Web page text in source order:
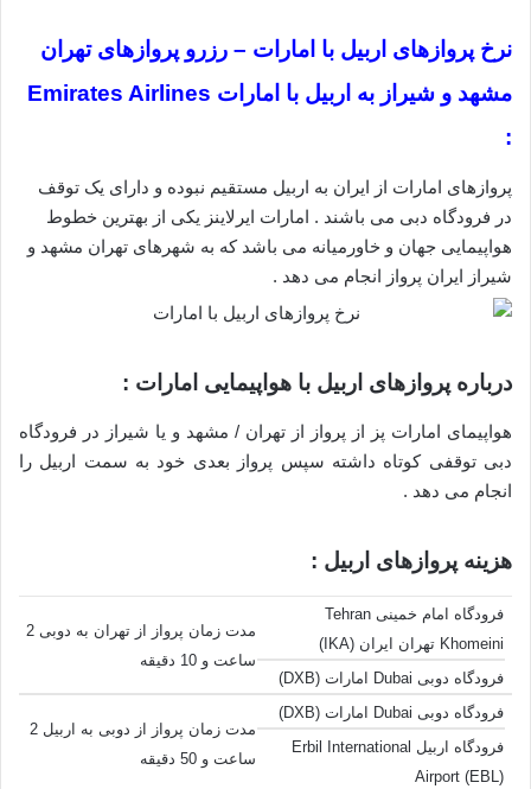
نرخ پروازهای اربیل با امارات – رزرو پروازهای تهران
مشهد و شیراز به اربیل با امارات Emirates Airlines
:
پروازهای امارات از ایران به اربیل مستقیم نبوده و دارای یک توقف
در فرودگاه دبی می باشند . امارات ایرلاینز یکی از بهترین خطوط
هواپیمایی جهان و خاورمیانه می باشد که به شهرهای تهران مشهد و
شیراز ایران پرواز انجام می دهد .
درباره پروازهای اربیل با هواپیمایی امارات :
هواپیمای امارات پز از پرواز از تهران / مشهد و یا شیراز در فرودگاه
دبی توقفی کوتاه داشته سپس پرواز بعدی خود به سمت اربیل را
انجام می دهد .
هزینه پروازهای اربیل :
فرودگاه امام خمینی Tehran
Khomeini تهران ایران (IKA)
مدت زمان پرواز از تهران به دوبی 2
ساعت و 10 دقیقه
فرودگاه دوبی Dubai امارات (DXB)
فرودگاه دوبی Dubai امارات (DXB)
مدت زمان پرواز از دوبی به اربیل 2
ساعت و 50 دقیقه
فرودگاه اربیل Erbil International
Airport (EBL)